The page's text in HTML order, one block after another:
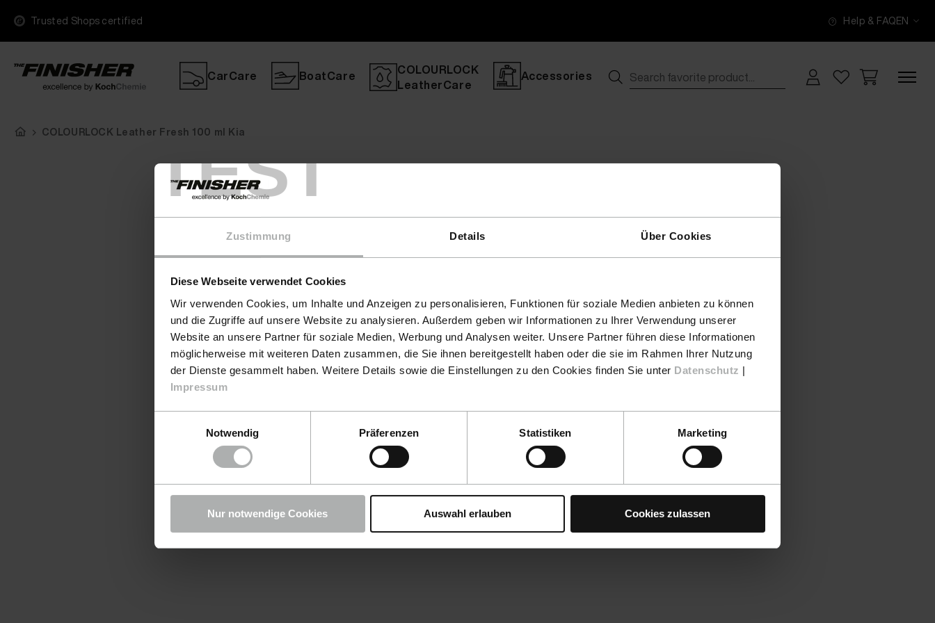
TEST
Zustimmung Details Über Cookies
Diese Webseite verwendet Cookies
Wir verwenden Cookies, um Inhalte und Anzeigen zu personalisieren, Funktionen für soziale Medien anbieten zu können
und die Zugriffe auf unsere Website zu analysieren. Außerdem geben wir Informationen zu Ihrer Verwendung unserer
Website an unsere Partner für soziale Medien, Werbung und Analysen weiter. Unsere Partner führen diese Informationen
möglicherweise mit weiteren Daten zusammen, die Sie ihnen bereitgestellt haben oder die sie im Rahmen Ihrer Nutzung
der Dienste gesammelt haben. Weitere Details sowie die Einstellungen zu den Cookies finden Sie unter Datenschutz |
Impressum
Notwendig
Präferenzen Statistiken Marketing
Nur notwendige Cookies Auswahl erlauben Cookies zulassen
Trusted Shops certified Help & FAQEN
CarCare BoatCare
COLOURLOCK
LeatherCare
Accessories
COLOURLOCK Leather Fresh 100 ml Kia